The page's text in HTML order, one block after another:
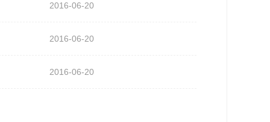
2016-06-20
2016-06-20
2016-06-20